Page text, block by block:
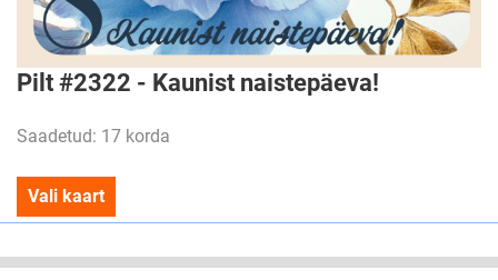
Pilt #2322 - Kaunist naistepäeva!
Saadetud: 17 korda
Vali kaart